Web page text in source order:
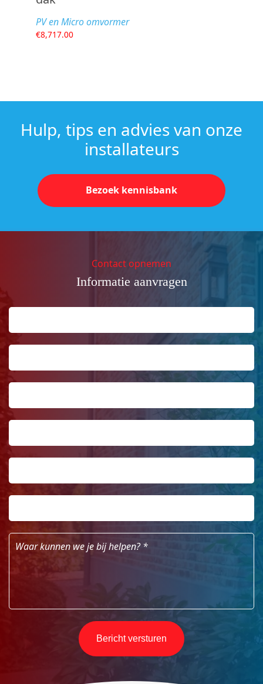
PV en Micro omvormer
€8,717.00
Hulp, tips en advies van onze
installateurs
Bezoek kennisbank
Contact opnemen
Informatie aanvragen
Naam
Achternaam
*
Telefoonnummer
*
Email
Postcode
*
Huisnummer
*
Waar
kunnen
helpen?